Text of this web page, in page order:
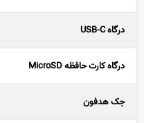
درگاه USB-C
درگاه کارت حافظه MicroSD
جک هدفون